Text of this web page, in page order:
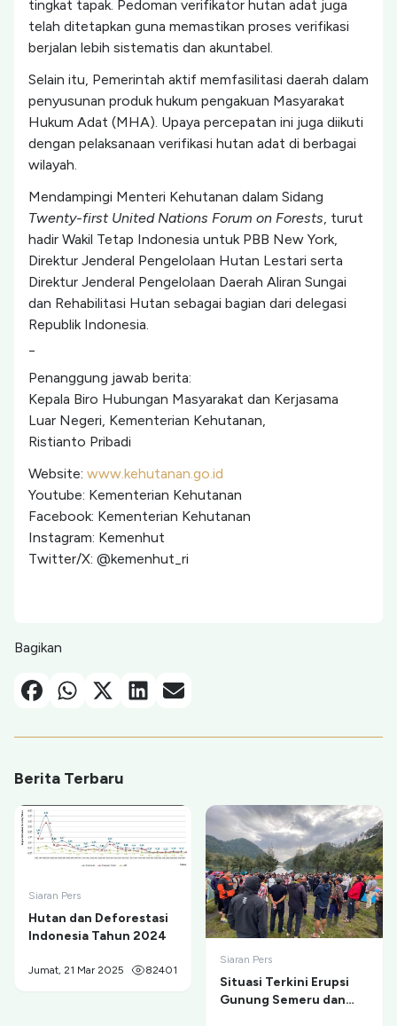
tingkat tapak. Pedoman verifikator hutan adat juga
telah ditetapkan guna memastikan proses verifikasi
berjalan lebih sistematis dan akuntabel.
Selain itu, Pemerintah aktif memfasilitasi daerah dalam
penyusunan produk hukum pengakuan Masyarakat
Hukum Adat (MHA). Upaya percepatan ini juga diikuti
dengan pelaksanaan verifikasi hutan adat di berbagai
wilayah.
Mendampingi Menteri Kehutanan dalam Sidang
Twenty-first United Nations Forum on Forests , turut
hadir Wakil Tetap Indonesia untuk PBB New York,
Direktur Jenderal Pengelolaan Hutan Lestari serta
Direktur Jenderal Pengelolaan Daerah Aliran Sungai
dan Rehabilitasi Hutan sebagai bagian dari delegasi
Republik Indonesia.
Penanggung jawab berita:
Kepala Biro Hubungan Masyarakat dan Kerjasama
Luar Negeri, Kementerian Kehutanan,
Ristianto Pribadi
Website: www.kehutanan.go.id
Youtube: Kementerian Kehutanan
Facebook: Kementerian Kehutanan
Instagram: Kemenhut
Twitter/X: @kemenhut_ri
Bagikan
FacebookWhatsappX-TwitterLinkedin
Email
Berita Terbaru
Siaran Pers
Hutan dan Deforestasi
Indonesia Tahun 2024
Jumat, 21 Mar 2025 82401
Siaran Pers
Situasi Terkini Erupsi
Gunung Semeru dan